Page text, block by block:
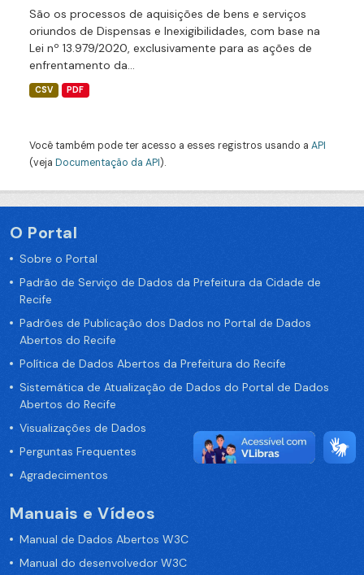
São os processos de aquisições de bens e serviços
oriundos de Dispensas e Inexigibilidades, com base na
Lei nº 13.979/2020, exclusivamente para as ações de
enfrentamento da...
CSV PDF
Você também pode ter acesso a esses registros usando a API
(veja Documentação da API).
O Portal
Sobre o Portal
Padrão de Serviço de Dados da Prefeitura da Cidade de
Recife
Padrões de Publicação dos Dados no Portal de Dados
Abertos do Recife
Política de Dados Abertos da Prefeitura do Recife
Sistemática de Atualização de Dados do Portal de Dados
Abertos do Recife
Visualizações de Dados
Perguntas Frequentes
Agradecimentos
Manuais e Vídeos
Manual de Dados Abertos W3C
Manual do desenvolvedor W3C